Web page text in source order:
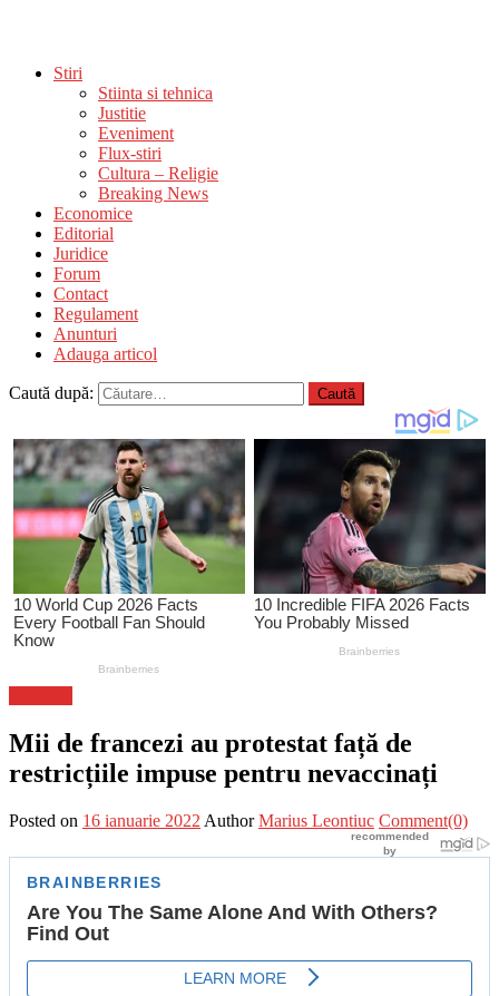
Stiri
Stiinta si tehnica
Justitie
Eveniment
Flux-stiri
Cultura – Religie
Breaking News
Economice
Editorial
Juridice
Forum
Contact
Regulament
Anunturi
Adauga articol
Caută după:
Mii de francezi au protestat față de
restricțiile impuse pentru nevaccinați
Posted on 16 ianuarie 2022 Author Marius Leontiuc Comment(0)